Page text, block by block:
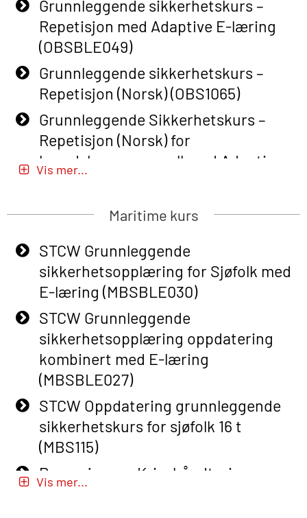
Grunnleggende sikkerhetskurs –
Repetisjon med Adaptive E-læring
(OBSBLE049)
Grunnleggende sikkerhetskurs –
Repetisjon (Norsk) (OBS1065)
Grunnleggende Sikkerhetskurs –
Repetisjon (Norsk) for
beredskapspersonell med Adaptive
Basic Safety Training (English) – with
Basic Safety Training – Refresher
Course (English) with E-learning
(OBSBLE048)
Basic Safety Training – Refresher
Course (English) (OBS1063)
Basic Safety Training – Refresher
Course (English) for emergency
response personnel with Adaptive E-
learning (OBSBLE050)
Helikopterevakuering inkl pustelunge
med adaptive e-læring (OSEBLE018)
Vis mer...
Maritime kurs
STCW Grunnleggende
sikkerhetsopplæring for Sjøfolk med
E-læring (MBSBLE030)
STCW Grunnleggende
sikkerhetsopplæring oppdatering
kombinert med E-læring
(MBSBLE027)
STCW Oppdatering grunnleggende
sikkerhetskurs for sjøfolk 16 t
(MBS115)
Passasjer- og Krisehåndtering
Vis mer...